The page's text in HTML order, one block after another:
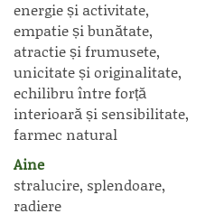
energie și activitate,
empatie și bunătate,
atractie și frumusete,
unicitate și originalitate,
echilibru între forță
interioară și sensibilitate,
farmec natural
Aine
stralucire, splendoare,
radiere